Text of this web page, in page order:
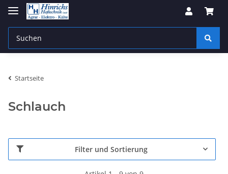
Startseite
Schlauch
Filter und Sortierung